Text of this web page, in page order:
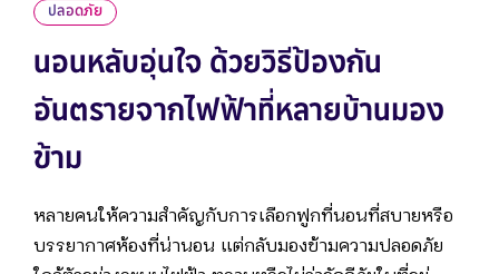
ปลอดภัย
นอนหลับอุ่นใจ ด้วยวิธีป้องกัน
อันตรายจากไฟฟ้าที่หลายบ้านมอง
ข้าม
หลายคนให้ความสำคัญกับการเลือกฟูกที่นอนที่สบายหรือ
บรรยากาศห้องที่น่านอน แต่กลับมองข้ามความปลอดภัย